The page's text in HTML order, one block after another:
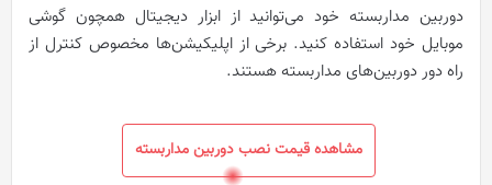
دوربین مداربسته خود می‌توانید از ابزار دیجیتال همچون گوشی
موبایل خود استفاده کنید. برخی از اپلیکیشن‌ها مخصوص کنترل از
راه دور دوربین‌های مداربسته هستند.
مشاهده قیمت نصب دوربین مداربسته